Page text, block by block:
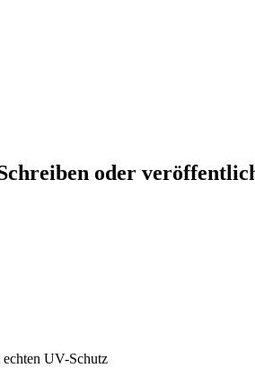
oder
echten UV-Schutz